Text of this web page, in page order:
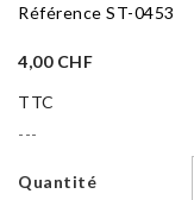
Référence ST-0453
4,00 CHF
TTC
---
Quantité